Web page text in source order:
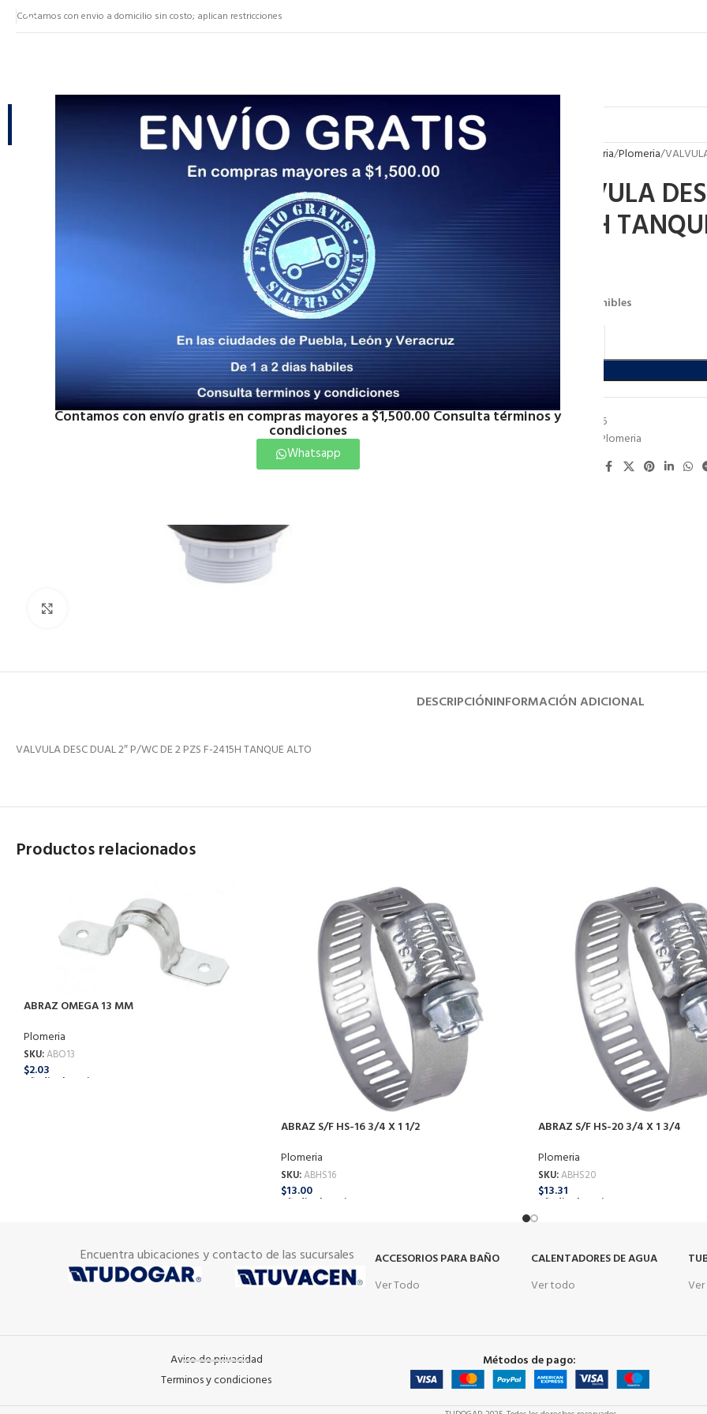
Contamos con envío gratis en compras mayores a $1,500.00 Consulta términos y
condiciones
Whatsapp
Contamos con envio a domicilio sin costo; aplican restricciones
NUESTRAS CATEGORÍAS
CATEGORÍAS
Plomeria Plomeria
VALVULA
2415H
24 disponibles
SKU:
RTA2415
Plomeria
DESCRIPCIÓNINFORMACIÓN ADICIONAL
VALVULA DESC DUAL 2″ P/WC DE 2 PZS F-2415H TANQUE ALTO
Productos relacionados
ABRAZ OMEGA 13 MM
Plomeria
SKU:ABO13
$2.03
Añadir Al Carrito
ABRAZ S/F HS-16 3/4 X 1 1/2
Plomeria
SKU:ABHS16
$13.00
Añadir Al Carrito
ABRAZ S/F HS-20 3/4 X 1 3/4
Plomeria
SKU:ABHS20
$13.31
Añadir Al Carrito
Encuentra ubicaciones y contacto de las sucursales
ACCESORIOS PARA BAÑO
Ver Todo
CALENTADORES DE AGUA
Ver todo
Aviso de privacidad
Terminos y condiciones
Métodos de pago: